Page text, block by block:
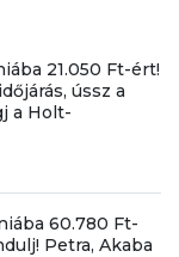
21.050 Ft-ért!
ússz a
a Holt-
60.780 Ft-
Petra, Akaba